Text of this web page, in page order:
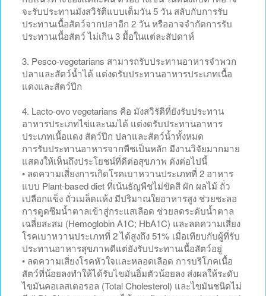
จะรับประทานมังสวิรัติแบบเต็มวัน 5 วัน สลับกับการรับ
ประทานเนื้อสัตว์จากปลาอีก 2 วัน หรืออาจจำกัดการรับ
ประทานเนื้อสัตว์ ไม่เกิน 3 มื้อในแต่ละสัปดาห์
3. Pesco-vegetarians สามารถรับประทานอาหารจำพวก
ปลาและสัตว์น้ำได้ แต่งดรับประทานอาหารประเภทเนื้อ
แดงและสัตว์ปีก
4. Lacto-ovo vegetarians คือ มังสวิรัติที่ยังรับประทาน
อาหารประเภทไข่และนมได้ แต่งดรับประทานอาหาร
ประเภทเนื้อแดง สัตว์ปีก ปลาและสัตว์น้ำทั้งหมด
การรับประทานอาหารจากพืชเป็นหลัก มีงานวิจัยมากมาย
แสดงให้เห็นถึงประโยชน์ที่ดีต่อสุขภาพ ดังต่อไปนี้
• ลดความเสี่ยงการเกิดโรคเบาหวานประเภทที่ 2 อาหาร
แบบ Plant-based diet ที่เน้นธัญพืชไม่ขัดสี ผัก ผลไม้ ถั่ว
เปลือกแข็ง ถั่วเมล็ดแห้ง มีปริมาณใยอาหารสูง ช่วยชะลอ
การดูดซึมน้ำตาลเข้าสู่กระแสเลือด ช่วยลดระดับน้ำตาล
เฉลี่ยสะสม (Hemoglobin A1C; HbA1C) และลดความเสี่ยง
โรคเบาหวานประเภทที่ 2 ได้สูงถึง 51% เมื่อเทียบกับผู้ที่รับ
ประทานอาหารสุขภาพดีแต่ยังรับประทานเนื้อสัตว์อยู่
• ลดความเสี่ยงโรคหัวใจและหลอดเลือด การบริโภคเนื้อ
สัตว์ที่น้อยลงทำให้ได้รับไขมันอิ่มตัวน้อยลง ส่งผลให้ระดับ
ไขมันคอเลสเตอรอล (Total Cholesterol) และไขมันชนิดไม่